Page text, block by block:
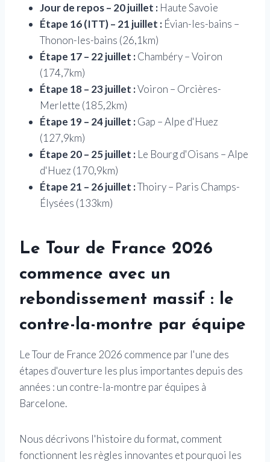
Jour de repos – 20 juillet : Haute Savoie
Étape 16 (ITT) – 21 juillet : Évian-les-bains –
Thonon-les-bains (26,1km)
Étape 17 – 22 juillet :Chambéry – Voiron
(174,7km)
Étape 18 – 23 juillet :Voiron – Orcières-
Merlette (185,2km)
Étape 19 – 24 juillet :Gap – Alpe d'Huez
(127,9km)
Étape 20 – 25 juillet : Le Bourg d'Oisans – Alpe
d'Huez (170,9km)
Étape 21 – 26 juillet :Thoiry – Paris Champs-
Élysées (133km)
Le Tour de France 2026
commence avec un
rebondissement massif : le
contre-la-montre par équipe
Le Tour de France 2026 commence par l'une des
étapes d'ouverture les plus importantes depuis des
années : un contre-la-montre par équipes à
Barcelone.
Nous décrivons l'histoire du format, comment
fonctionnent les règles innovantes et pourquoi les